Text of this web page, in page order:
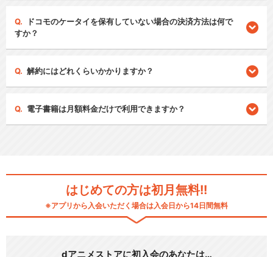
ドコモのケータイを保有していない場合の決済方法は何で
すか？
解約にはどれくらいかかりますか？
電子書籍は月額料金だけで利用できますか？
はじめての方は初月無料!!
※アプリから入会いただく場合は入会日から14日間無料
dアニメストアに初入会のあなたは…